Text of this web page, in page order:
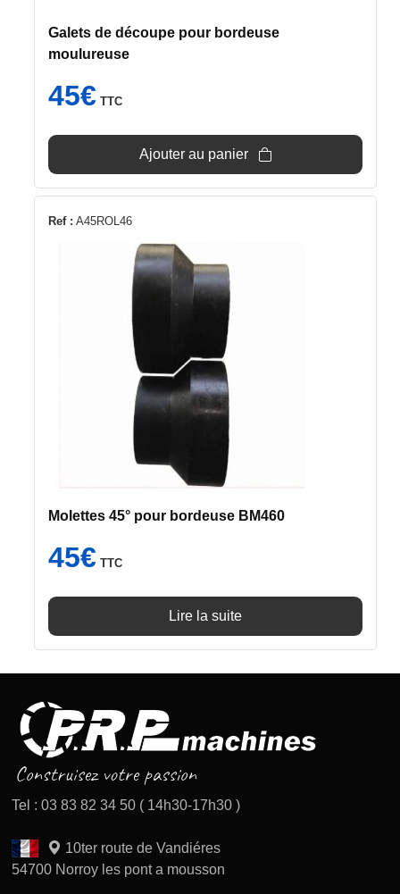
Galets de découpe pour bordeuse
moulureuse
45€ TTC
Ajouter au panier
Ref : A45ROL46
Molettes 45° pour bordeuse BM460
45€ TTC
Lire la suite
Tel : 03 83 82 34 50 ( 14h30-17h30 )
10ter route de Vandiéres
54700 Norroy les pont a mousson